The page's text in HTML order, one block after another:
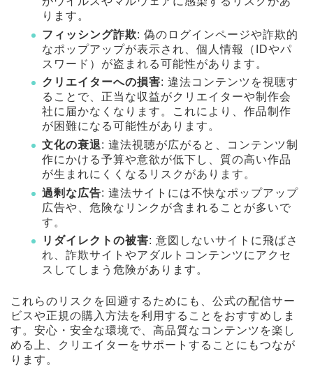
ります。
フィッシング詐欺: 偽のログインページや詐欺的
なポップアップが表示され、個人情報（IDやパ
スワード）が盗まれる可能性があります。
クリエイターへの損害: 違法コンテンツを視聴す
ることで、正当な収益がクリエイターや制作会
社に届かなくなります。これにより、作品制作
が困難になる可能性があります。
文化の衰退: 違法視聴が広がると、コンテンツ制
作にかける予算や意欲が低下し、質の高い作品
が生まれにくくなるリスクがあります。
過剰な広告: 違法サイトには不快なポップアップ
広告や、危険なリンクが含まれることが多いで
す。
リダイレクトの被害: 意図しないサイトに飛ばさ
れ、詐欺サイトやアダルトコンテンツにアクセ
スしてしまう危険があります。
これらのリスクを回避するためにも、公式の配信サー
ビスや正規の購入方法を利用することをおすすめしま
す。安心・安全な環境で、高品質なコンテンツを楽し
める上、クリエイターをサポートすることにもつなが
ります。